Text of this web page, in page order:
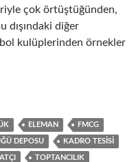
çok örtüştüğünden,
dışındaki diğer
kulüplerinden örnekler
) toptan ticaretinde
ELEMAN FMCG
DEPOSU KADRO TESISI
TOPTANCILIK